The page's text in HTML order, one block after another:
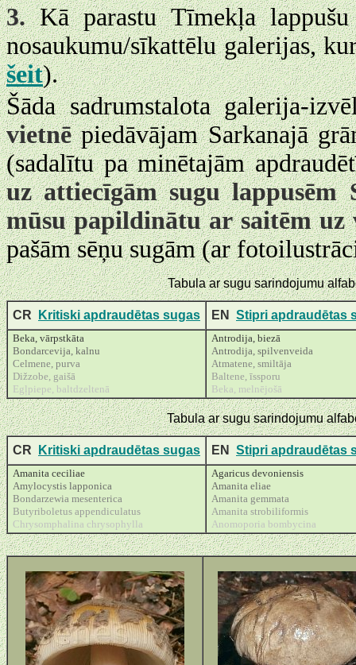
3.Kā parastu Tīmekļa
nosaukumu/sīkattēlu galerijas,
šeit).
Šāda sadrumstalota galerija-
vietnēpiedāvājam Sarkanajā
(sadalītu pa minētajām
uz attiecīgām sugu lappusēm
mūsu papildinātu ar saitēm
pašām sēņu sugām (ar
Tabula ar sugu sarindojumu
CR Kritiski apdraudētas sugas EN Stipri apdraudētas
Beka, vārpstkāta
Bondarcevija, kalnu
Celmene, purva
Dižzobe, gaišā
Egļpiepe, baltdzeltenā
Antrodija, biezā
Antrodija, spilvenveida
Atmatene, smiltāja
Baltene, īssporu
Beka, melnējošā
Tabula ar sugu sarindojumu
CR Kritiski apdraudētas sugas EN Stipri apdraudētas
Amanita ceciliae
Amylocystis lapponica
Bondarzewia mesenterica
Butyriboletus appendiculatus
Chrysomphalina chrysophylla
Agaricus devoniensis
Amanita eliae
Amanita gemmata
Amanita strobiliformis
Anomoporia bombycina